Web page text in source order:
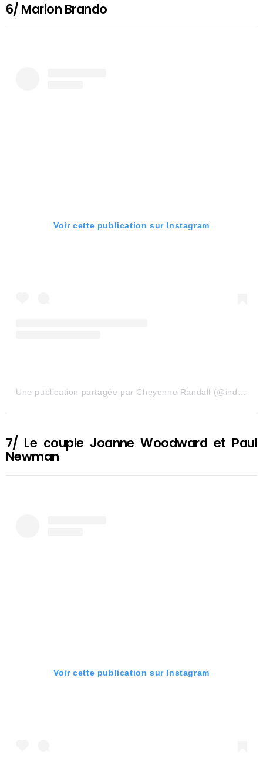
6/ Marlon Brando
Voir cette publication sur Instagram
7/ Le couple Joanne Woodward et Paul
Newman
Voir cette publication sur Instagram